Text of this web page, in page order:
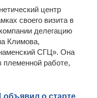
центр
своего визита в
делегацию
Климова,
СГЦ». Она
племенной работе,
о старте